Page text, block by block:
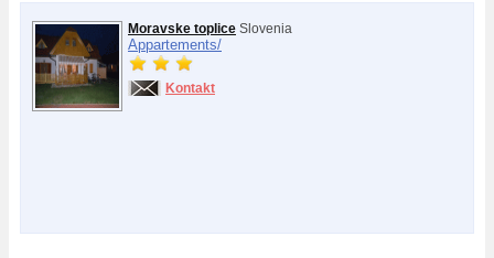
Moravske toplice Slovenia
Appartements/
Kontakt